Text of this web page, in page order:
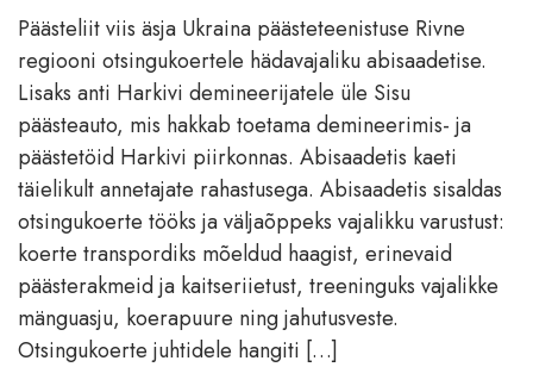
Päästeliit viis äsja Ukraina päästeteenistuse Rivne
regiooni otsingukoertele hädavajaliku abisaadetise.
Lisaks anti Harkivi demineerijatele üle Sisu
päästeauto, mis hakkab toetama demineerimis- ja
päästetöid Harkivi piirkonnas. Abisaadetis kaeti
täielikult annetajate rahastusega. Abisaadetis sisaldas
otsingukoerte tööks ja väljaõppeks vajalikku varustust:
koerte transpordiks mõeldud haagist, erinevaid
päästerakmeid ja kaitseriietust, treeninguks vajalikke
mänguasju, koerapuure ning jahutusveste.
Otsingukoerte juhtidele hangiti […]